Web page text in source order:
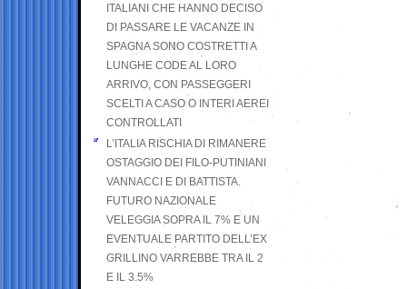
ITALIANI CHE HANNO DECISO
DI PASSARE LE VACANZE IN
SPAGNA SONO COSTRETTI A
LUNGHE CODE AL LORO
ARRIVO, CON PASSEGGERI
SCELTI A CASO O INTERI AEREI
CONTROLLATI
L’ITALIA RISCHIA DI RIMANERE
OSTAGGIO DEI FILO-PUTINIANI
VANNACCI E DI BATTISTA.
FUTURO NAZIONALE
VELEGGIA SOPRA IL 7% E UN
EVENTUALE PARTITO DELL’EX
GRILLINO VARREBBE TRA IL 2
E IL 3.5%